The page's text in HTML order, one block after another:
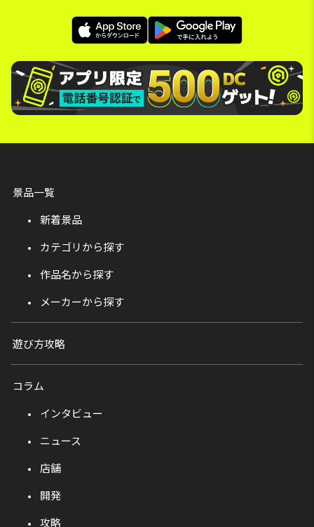
景品一覧
新着景品
カテゴリから探す
作品名から探す
メーカーから探す
遊び方攻略
コラム
インタビュー
ニュース
店舗
開発
攻略